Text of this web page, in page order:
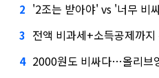
2 '2조는 받아야' vs '너무 비
3 전액 비과세+소득공제까
4 2000원도 비싸다…올리브영,